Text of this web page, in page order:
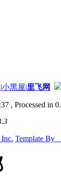
|小黑屋|里飞网
, Processed in
Inc. Template By